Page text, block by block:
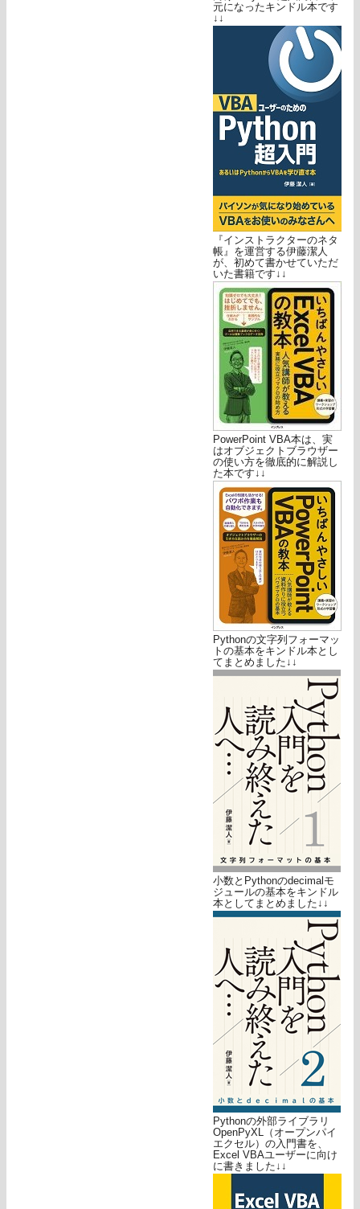
元になったキンドル本です
↓↓
『インストラクターのネタ
帳』を運営する伊藤潔人
が、初めて書かせていただ
いた書籍です↓↓
PowerPoint VBA本は、実
はオブジェクトブラウザー
の使い方を徹底的に解説し
た本です↓↓
Pythonの文字列フォーマッ
トの基本をキンドル本とし
てまとめました↓↓
小数とPythonのdecimalモ
ジュールの基本をキンドル
本としてまとめました↓↓
Pythonの外部ライブラリ
OpenPyXL（オープンパイ
エクセル）の入門書を、
Excel VBAユーザーに向け
に書きました↓↓